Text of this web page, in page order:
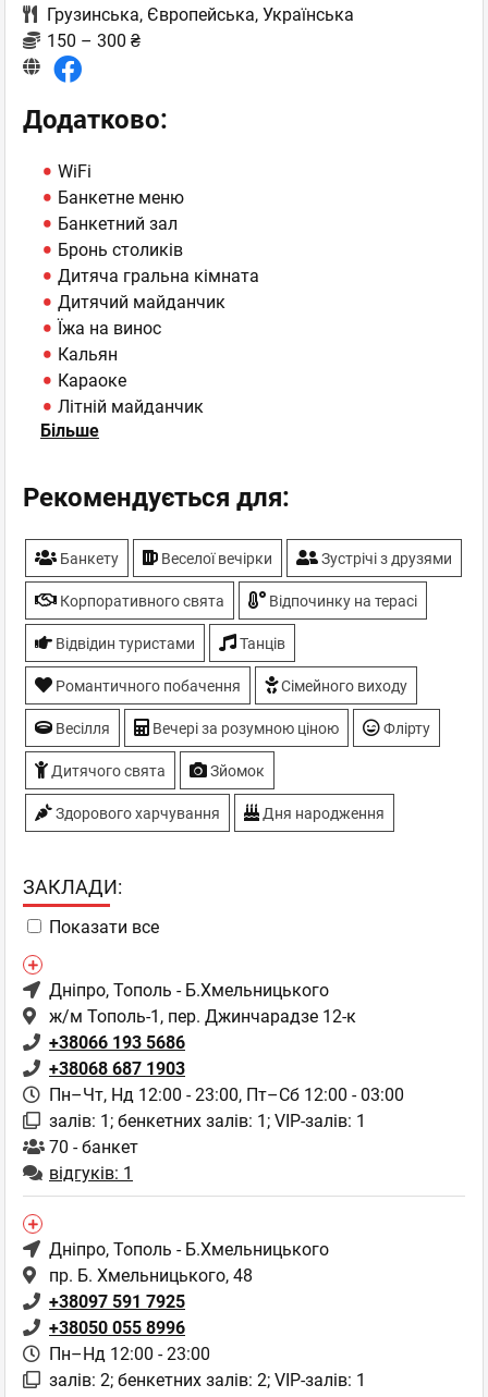
Грузинська, Європейська, Українська
150 – 300 ₴
Додатково:
WiFi
Банкетне меню
Банкетний зал
Бронь столиків
Дитяча гральна кімната
Дитячий майданчик
Їжа на винос
Кальян
Караоке
Літній майданчик
ТБ-плазми
Більше
Рекомендується для:
Банкету Веселої вечірки Зустрічі з друзями
Корпоративного свята Відпочинку на терасі
Відвідин туристами Танців
Романтичного побачення Сімейного виходу
Весілля Вечері за розумною ціною Флірту
Дитячого свята Зйомок
Здорового харчування Дня народження
ЗАКЛАДИ:
Показати все
Дніпро, Тополь - Б.Хмельницького
ж/м Тополь-1, пер. Джинчарадзе 12-к
+38066 193 5686
+38068 687 1903
Пн–Чт, Нд 12:00 - 23:00, Пт–Сб 12:00 - 03:00
залів: 1; бенкетних залів: 1; VIP-залів: 1
70 - банкет
відгуків: 1
Дніпро, Тополь - Б.Хмельницького
пр. Б. Хмельницького, 48
+38097 591 7925
+38050 055 8996
Пн–Нд 12:00 - 23:00
залів: 2; бенкетних залів: 2; VIP-залів: 1